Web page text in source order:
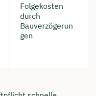
Folgekosten
durch
Bauverzögerun
gen